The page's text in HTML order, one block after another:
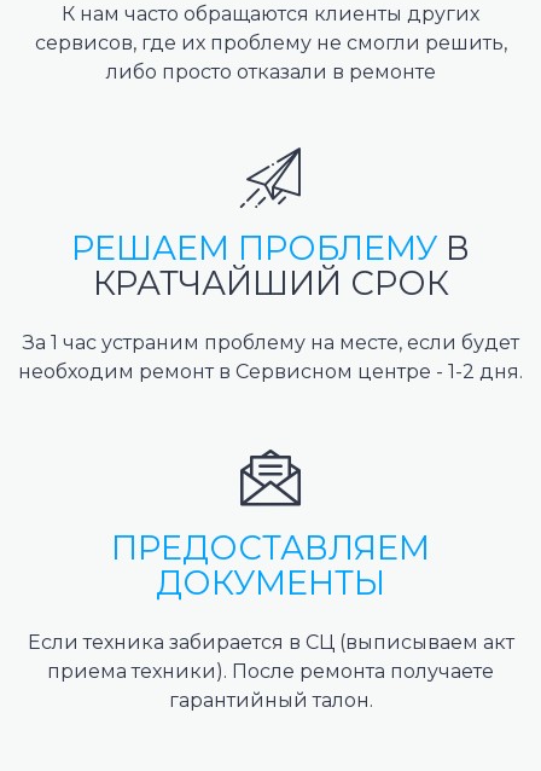
К нам часто обращаются клиенты других
сервисов, где их проблему не смогли решить,
либо просто отказали в ремонте
РЕШАЕМ ПРОБЛЕМУ В
КРАТЧАЙШИЙ СРОК
За 1 час устраним проблему на месте, если будет
необходим ремонт в Сервисном центре - 1-2 дня.
ПРЕДОСТАВЛЯЕМ
ДОКУМЕНТЫ
Если техника забирается в СЦ (выписываем акт
приема техники). После ремонта получаете
гарантийный талон.